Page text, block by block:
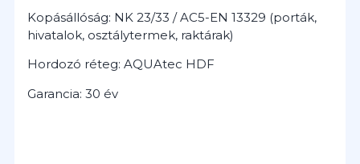
Kopásállóság: NK 23/33 / AC5-EN 13329 (porták,
hivatalok, osztálytermek, raktárak)
Hordozó réteg: AQUAtec HDF
Garancia: 30 év